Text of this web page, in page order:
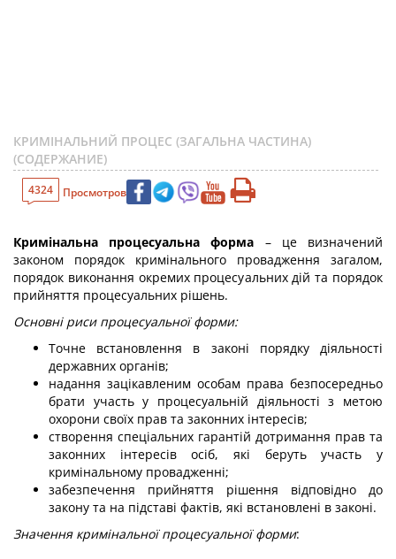
КРИМІНАЛЬНИЙ ПРОЦЕС (ЗАГАЛЬНА ЧАСТИНА)
(СОДЕРЖАНИЕ)
4324 Просмотров
Кримінальна процесуальна форма – це визначений
законом порядок кримінального провадження загалом,
порядок виконання окремих процесуальних дій та порядок
прийняття процесуальних рішень.
Основні риси процесуальної форми:
Точне встановлення в законі порядку діяльності
державних органів;
надання зацікавленим особам права безпосередньо
брати участь у процесуальній діяльності з метою
охорони своїх прав та законних інтересів;
створення спеціальних гарантій дотримання прав та
законних інтересів осіб, які беруть участь у
кримінальному провадженні;
забезпечення прийняття рішення відповідно до
закону та на підставі фактів, які встановлені в законі.
Значення кримінальної процесуальної форми: